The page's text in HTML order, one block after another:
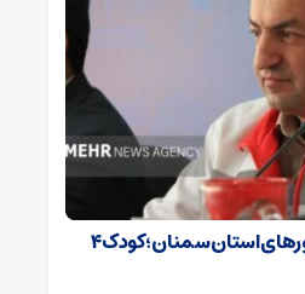
۳ سانحه رانندگی در محورهای استان سمنان؛ کودک ۴